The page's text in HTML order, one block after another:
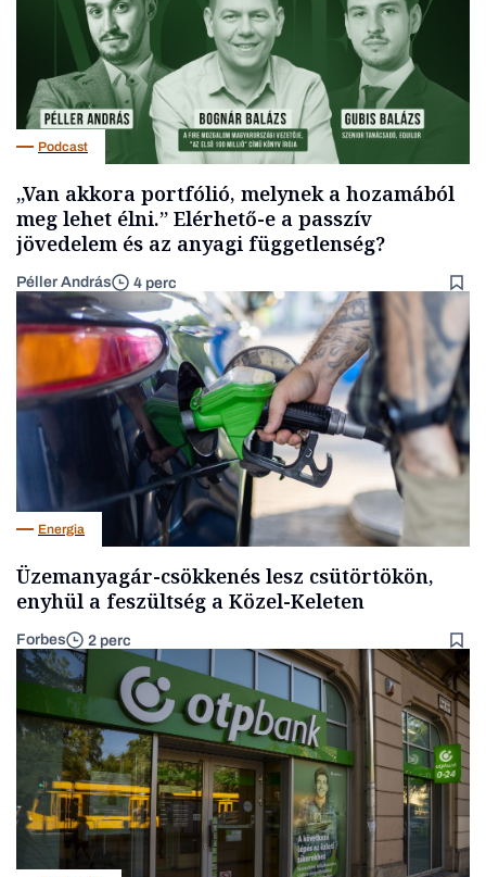
Podcast
„Van akkora portfólió, melynek a hozamából
meg lehet élni.” Elérhető-e a passzív
jövedelem és az anyagi függetlenség?
Péller András 4 perc
Energia
Üzemanyagár-csökkenés lesz csütörtökön,
enyhül a feszültség a Közel-Keleten
Forbes 2 perc